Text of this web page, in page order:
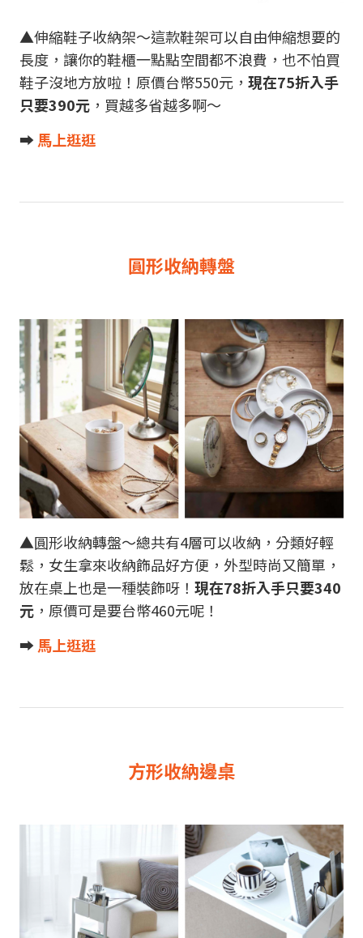
▲伸縮鞋子收納架～這款鞋架可以自由伸縮想要的
長度，讓你的鞋櫃一點點空間都不浪費，也不怕買
鞋子沒地方放啦！原價台幣550元， 現在75折入手
只要390元 ，買越多省越多啊～
➡︎ 馬上逛逛
圓形收納轉盤
▲圓形收納轉盤～總共有4層可以收納，分類好輕
鬆，女生拿來收納飾品好方便，外型時尚又簡單，
放在桌上也是一種裝飾呀！ 現在78折入手只要340
元 ，原價可是要台幣460元呢！
➡︎ 馬上逛逛
方形收納邊桌